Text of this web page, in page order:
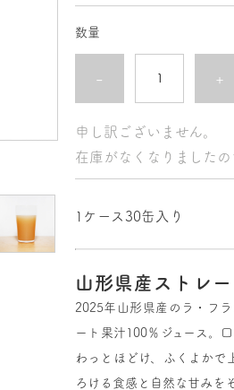
数量
- +
申し訳ございません。
在庫がなくなりましたの
1ケース30缶入り
山形県産ストレ
2025年山形県産のラ・フ
ート果汁100％ジュース。
わっとほどけ、ふくよかで
ろける食感と自然な甘みを